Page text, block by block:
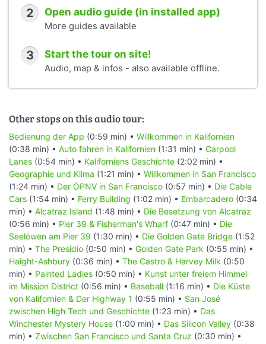
2 Open audio guide (in installed app)
More guides available
3 Start the tour on site!
Audio, map & infos - also available offline.
Other stops on this audio tour:
Bedienung der App (0:59 min) • Willkommen in Kalifornien
(0:38 min) • Auto fahren in Kalifornien (1:31 min) • Carpool
Lanes (0:54 min) • Kaliforniens Geschichte (2:02 min) •
Geographie und Klima (1:21 min) • Willkommen in San Francisco
(1:24 min) • Der ÖPNV in San Francisco (0:57 min) • Die Cable
Cars (1:54 min) • Ferry Building (1:02 min) • Embarcadero (0:34
min) • Alcatraz Island (1:48 min) • Die Besetzung von Alcatraz
(0:56 min) • Pier 39 & Fisherman's Wharf (0:47 min) • Die
Seelöwen am Pier 39 (1:30 min) • Die Golden Gate Bridge (1:52
min) • The Presidio (0:50 min) • Golden Gate Park (0:55 min) •
Haight-Ashbury (0:36 min) • The Castro & Harvey Milk (0:50
min) • Painted Ladies (0:50 min) • Kunst unter freiem Himmel
im Mission District (0:56 min) • Baseball (1:16 min) • Die Küste
von Kalifornien & Der Highway 1 (0:55 min) • San José
zwischen High Tech und Geschichte (1:23 min) • Das
Winchester Mystery House (1:00 min) • Das Silicon Valley (0:38
min) • Zwischen San Francisco und Santa Cruz (0:30 min) •